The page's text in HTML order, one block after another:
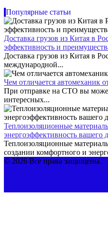
Популярные статьи
Доставка грузов из Китая в
эффективность и
Доставка грузов из Китая в
международной...
Чем отличается автомеханик
При отправке на СТО вы
интересных...
Теплоизоляционные
энергоэффективность вашего
Теплоизоляционные
создании комфортного и
© 2026 Все права защищены.